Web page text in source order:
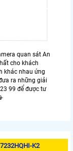
quan sát An
cho khách
khác nhau ứng
ra những giải
99 để được tư
K2